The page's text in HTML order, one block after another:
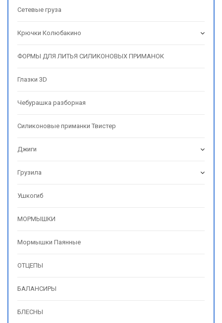
Сетевые груза
Крючки Колюбакино
ФОРМЫ ДЛЯ ЛИТЬЯ СИЛИКОНОВЫХ ПРИМАНОК
Глазки 3D
Чебурашка разборная
Силиконовые приманки Твистер
Джиги
Грузила
Ушкогиб
МОРМЫШКИ
Мормышки Паянные
ОТЦЕПЫ
БАЛАНСИРЫ
БЛЕСНЫ